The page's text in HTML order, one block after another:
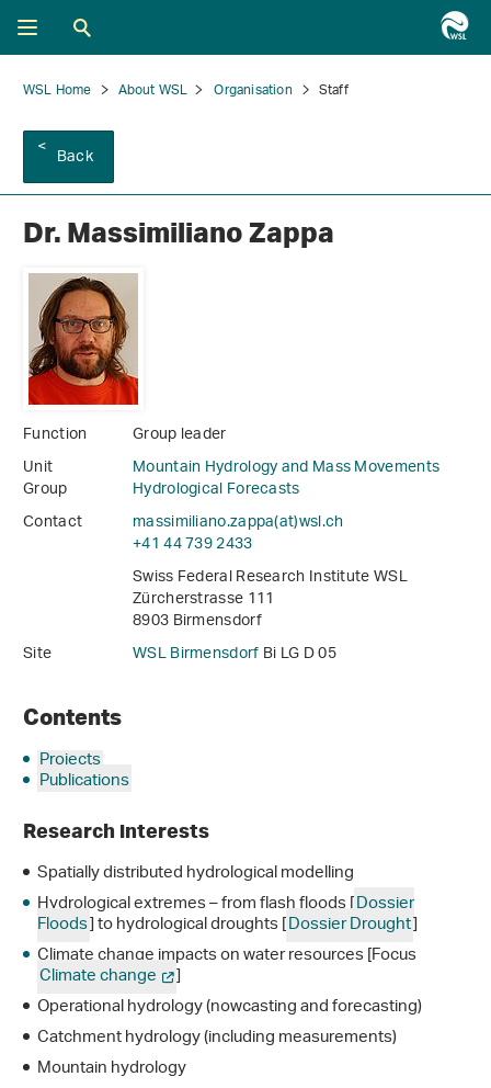
WSL Home About WSL Organisation Staff
Back
Dr. Massimiliano Zappa
Function
Group leader
Unit
Mountain Hydrology and Mass Movements
Group
Hydrological Forecasts
Contact
massimiliano.zappa(at)wsl.ch
+41 44 739 2433
Swiss Federal Research Institute WSL
Zürcherstrasse 111
8903 Birmensdorf
Site
WSL BirmensdorfBi LG D 05
Contents
Projects
Publications
Research interests
Spatially distributed hydrological modelling
Hydrological extremes – from flash floods [Dossier
Floods] to hydrological droughts [Dossier Drought]
Climate change impacts on water resources [Focus
Climate change
]
Operational hydrology (nowcasting and forecasting)
Catchment hydrology (including measurements)
Mountain hydrology